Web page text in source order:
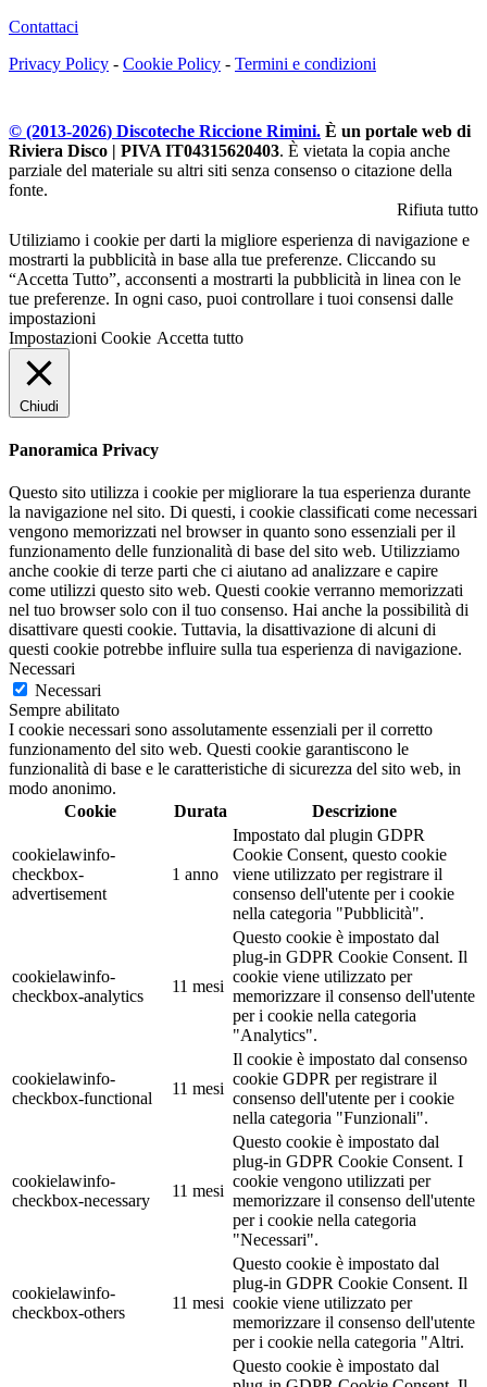
Contattaci
Privacy Policy - Cookie Policy - Termini e condizioni
© (2013-2026) Discoteche Riccione Rimini. È un portale web di
Riviera Disco | PIVA IT04315620403. È vietata la copia anche
parziale del materiale su altri siti senza consenso o citazione della
fonte.
Rifiuta tutto
Utiliziamo i cookie per darti la migliore esperienza di navigazione e
mostrarti la pubblicità in base alla tue preferenze. Cliccando su
“Accetta Tutto”, acconsenti a mostrarti la pubblicità in linea con le
tue preferenze. In ogni caso, puoi controllare i tuoi consensi dalle
impostazioni
Impostazioni Cookie Accetta tutto
Chiudi
Panoramica Privacy
Questo sito utilizza i cookie per migliorare la tua esperienza durante
la navigazione nel sito. Di questi, i cookie classificati come necessari
vengono memorizzati nel browser in quanto sono essenziali per il
funzionamento delle funzionalità di base del sito web. Utilizziamo
anche cookie di terze parti che ci aiutano ad analizzare e capire
come utilizzi questo sito web. Questi cookie verranno memorizzati
nel tuo browser solo con il tuo consenso. Hai anche la possibilità di
disattivare questi cookie. Tuttavia, la disattivazione di alcuni di
questi cookie potrebbe influire sulla tua esperienza di navigazione.
Necessari
Necessari
Sempre abilitato
I cookie necessari sono assolutamente essenziali per il corretto
funzionamento del sito web. Questi cookie garantiscono le
funzionalità di base e le caratteristiche di sicurezza del sito web, in
modo anonimo.
Cookie
Durata Descrizione
cookielawinfo-
checkbox-
advertisement
1 anno
Impostato dal plugin GDPR
Cookie Consent, questo cookie
viene utilizzato per registrare il
consenso dell'utente per i cookie
nella categoria "Pubblicità".
cookielawinfo-
checkbox-analytics
11 mesi
Questo cookie è impostato dal
plug-in GDPR Cookie Consent. Il
cookie viene utilizzato per
memorizzare il consenso dell'utente
per i cookie nella categoria
"Analytics".
cookielawinfo-
checkbox-functional
11 mesi
Il cookie è impostato dal consenso
cookie GDPR per registrare il
consenso dell'utente per i cookie
nella categoria "Funzionali".
cookielawinfo-
checkbox-necessary
11 mesi
Questo cookie è impostato dal
plug-in GDPR Cookie Consent. I
cookie vengono utilizzati per
memorizzare il consenso dell'utente
per i cookie nella categoria
"Necessari".
cookielawinfo-
checkbox-others
11 mesi
Questo cookie è impostato dal
plug-in GDPR Cookie Consent. Il
cookie viene utilizzato per
memorizzare il consenso dell'utente
per i cookie nella categoria "Altri.
Questo cookie è impostato dal